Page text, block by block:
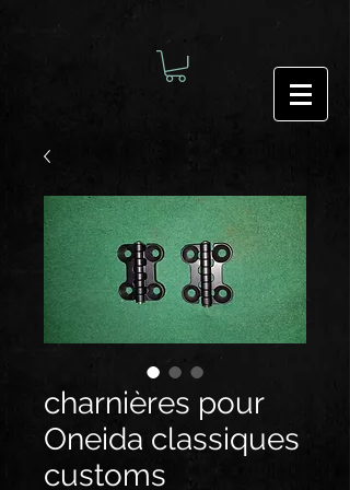
charnières pour
Oneida classiques
customs